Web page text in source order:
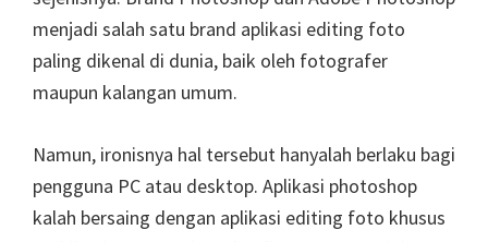
menjadi salah satu brand aplikasi editing foto
paling dikenal di dunia, baik oleh fotografer
maupun kalangan umum.
Namun, ironisnya hal tersebut hanyalah berlaku bagi
pengguna PC atau desktop. Aplikasi photoshop
kalah bersaing dengan aplikasi editing foto khusus